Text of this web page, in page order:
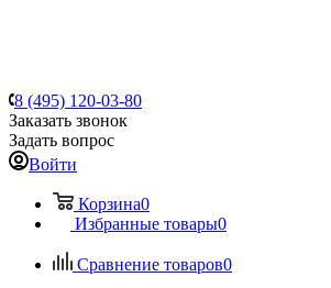
8 (495) 120-03-80
Заказать звонок
Задать вопрос
Войти
Корзина0
Избранные товары0
Сравнение товаров0